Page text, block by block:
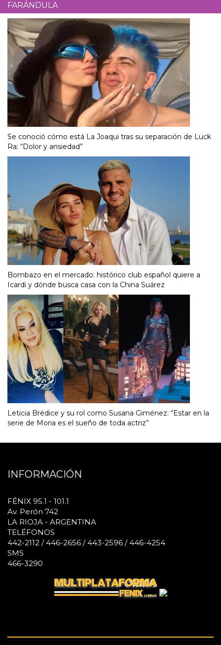
FARÁNDULA
Se conoció cómo está La Joaqui tras su separación de Luck
Ra: “Dolor y ansiedad”
Bombazo en el mercado: histórico club español quiere a
Icardi y dónde busca casa con la China Suárez
Leticia Brédice y su rol como Susana Giménez: “Estar en la
serie de Moria es el sueño de toda actriz”
INFORMACIÓN
FÉNIX 95.1 - 101.1
Av. Perón 742
LA RIOJA - ARGENTINA
TELÉFONOS
442-2112 / 446-2656 / 443-2596 / 446-4254
SMS
466-3290